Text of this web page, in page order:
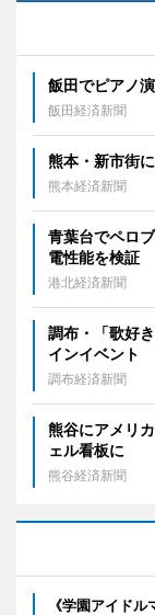
飯田でピアノ
飯田経済新聞
熊本・新市街
熊本経済新聞
青葉台でペロ
電性能を検証
港北経済新聞
調布・「歌好
インイベント
調布経済新聞
熊谷にアメリ
ェル看板に
熊谷経済新聞
《学園アイド